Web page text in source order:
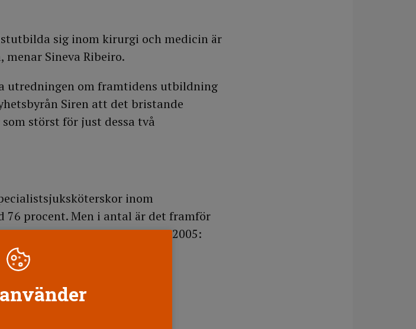
sig inom kirurgi och medicin är
Sineva Ribeiro.
utredningen om framtidens utbildning
Siren att det bristande
störst för just dessa två
inom
procent. Men i antal är det framför
i tusental mellan 1995 och 2005: